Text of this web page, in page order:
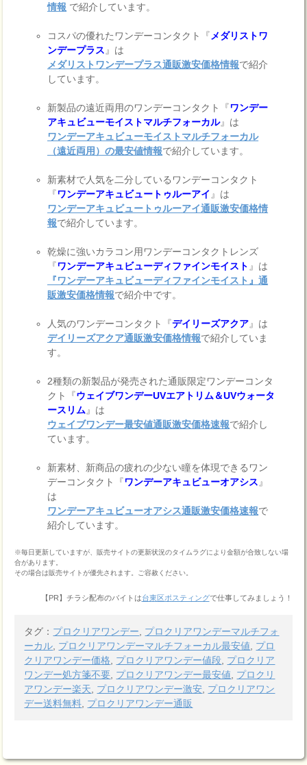
情報 で紹介しています。
コスパの優れたワンデーコンタクト『 メダリストワ
ンデープラス 』は
メダリストワンデープラス通販激安価格情報で紹介
しています。
新製品の遠近両用のワンデーコンタクト『ワンデー
アキュビューモイストマルチフォーカル』は
ワンデーアキュビューモイストマルチフォーカル
（遠近両用）の最安値情報で紹介しています。
新素材で人気を二分しているワンデーコンタクト
『ワンデーアキュビュートゥルーアイ 』は
ワンデーアキュビュートゥルーアイ通販激安価格情
報で紹介しています。
乾燥に強いカラコン用ワンデーコンタクトレンズ
『ワンデーアキュビューディファインモイスト 』は
『ワンデーアキュビューディファインモイスト』通
販激安価格情報で紹介中です。
人気のワンデーコンタクト『デイリーズアクア』は
デイリーズアクア通販激安価格情報で紹介していま
す。
2種類の新製品が発売された通販限定ワンデーコンタ
クト『ウェイブワンデーUVエアトリム＆UVウォータ
ースリム 』は
ウェイブワンデー最安値通販激安価格速報で紹介し
ています。
新素材、新商品の疲れの少ない瞳を体現できるワン
デーコンタクト『ワンデーアキュビューオアシス 』
は
ワンデーアキュビューオアシス通販激安価格速報で
紹介しています。
※毎日更新していますが、販売サイトの更新状況のタイムラグにより金額が合致しない場
合があります。
その場合は販売サイトが優先されます。ご容赦ください。
【PR】チラシ配布のバイトは台東区ポスティングで仕事してみましょう！
タグ： プロクリアワンデー
プロクリアワンデーマルチフォ
ーカル プロクリアワンデーマルチフォーカル最安値
プロ
クリアワンデー価格
プロクリアワンデー値段 プロクリア
ワンデー処方箋不要 プロクリアワンデー最安値
プロクリ
アワンデー楽天
プロクリアワンデー激安 プロクリアワン
デー送料無料 プロクリアワンデー通販